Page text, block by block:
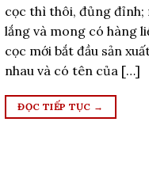
cọc thì thôi, đủng đỉnh;
lắng và mong có hàng
cọc mới bắt đầu sản
nhau và có tên của […]
ĐỌC TIẾP TỤC →